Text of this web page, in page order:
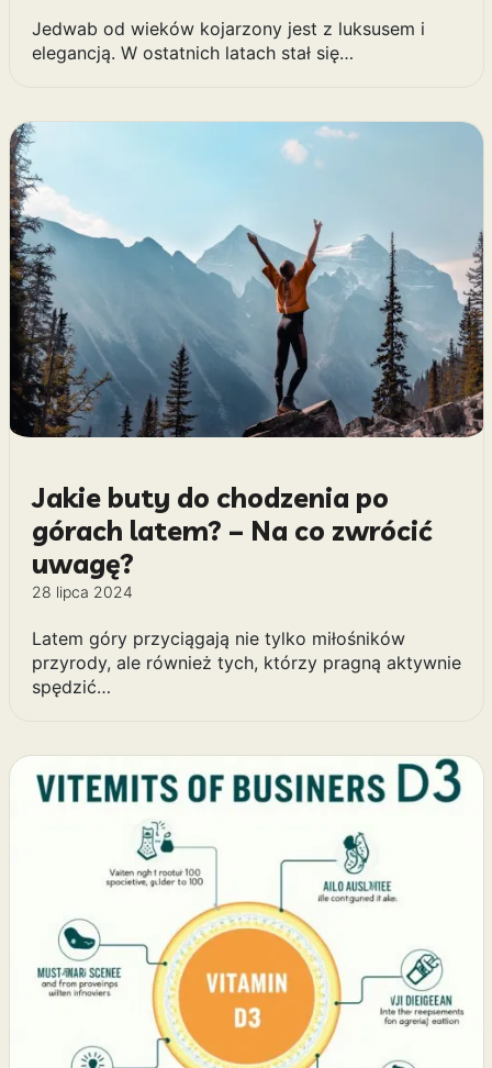
Jedwab od wieków kojarzony jest z luksusem i
elegancją. W ostatnich latach stał się…
Jakie buty do chodzenia po
górach latem? – Na co zwrócić
uwagę?
28 lipca 2024
Latem góry przyciągają nie tylko miłośników
przyrody, ale również tych, którzy pragną aktywnie
spędzić…